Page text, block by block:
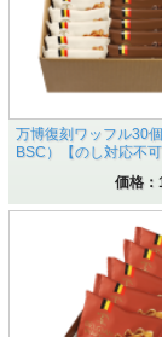
万博復刻ワッフル30
BSC）【のし対応不
価格